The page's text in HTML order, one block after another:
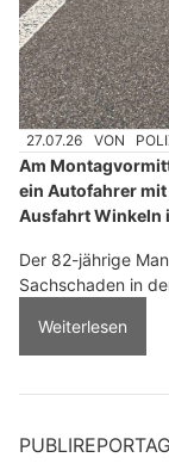
27.07.26 VON
Am
ein Autofahrer
Ausfahrt Winkeln
Der 82-jährige
Sachschaden in
Weiterlesen